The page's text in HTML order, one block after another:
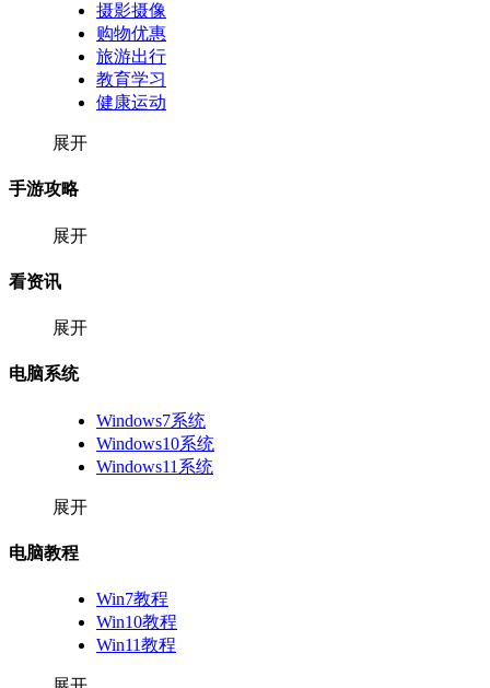
摄影摄像
购物优惠
旅游出行
教育学习
健康运动
展开
手游攻略
展开
看资讯
展开
电脑系统
Windows7系统
Windows10系统
Windows11系统
展开
电脑教程
Win7教程
Win10教程
Win11教程